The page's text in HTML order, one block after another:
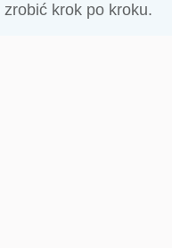
krok po kroku.